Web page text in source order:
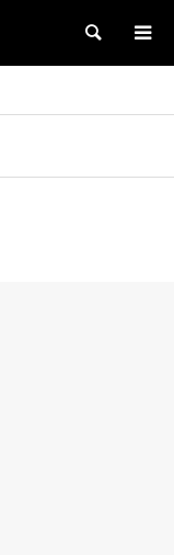
検索